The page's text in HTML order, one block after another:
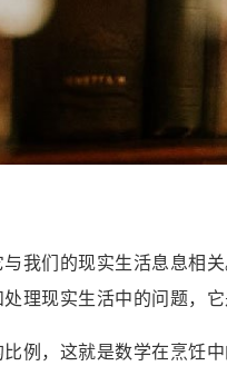
我们的现实生活息息相
理现实生活中的问题，它
例，这就是数学在烹饪